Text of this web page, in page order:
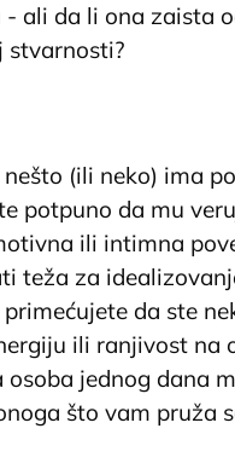
- ali da li ona zaista
stvarnosti?
(ili neko) ima
potpuno da mu
ili intimna
teža za
da ste
ili ranjivost na
jednog dana
što vam pruža